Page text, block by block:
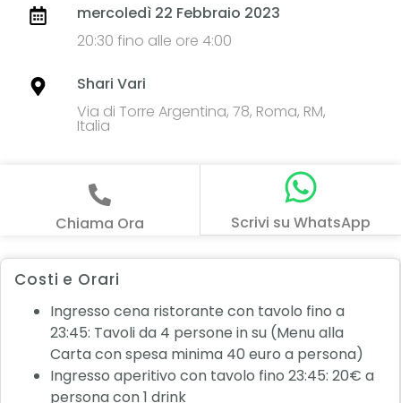
mercoledì 22 Febbraio 2023
20:30 fino alle ore 4:00
Shari Vari
Via di Torre Argentina, 78, Roma, RM,
Italia
Chiama Ora Scrivi su WhatsApp
Costi e Orari
Ingresso cena ristorante con tavolo fino a
23:45: Tavoli da 4 persone in su (Menu alla
Carta con spesa minima 40 euro a persona)
Ingresso aperitivo con tavolo fino 23:45: 20€ a
persona con 1 drink